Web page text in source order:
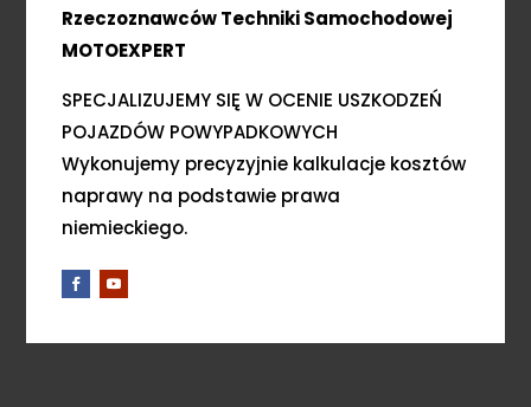
Rzeczoznawców Techniki Samochodowej
MOTOEXPERT
SPECJALIZUJEMY SIĘ W OCENIE USZKODZEŃ
POJAZDÓW POWYPADKOWYCH
Wykonujemy precyzyjnie kalkulacje kosztów
naprawy na podstawie prawa
niemieckiego.